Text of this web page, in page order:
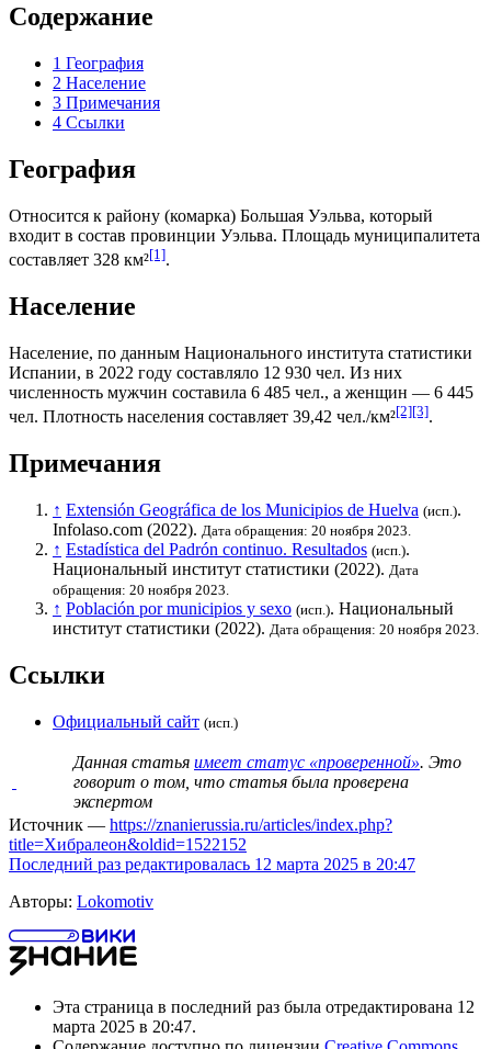
Содержание
1 География
2 Население
3 Примечания
4 Ссылки
География
Относится к району (комарка) Большая Уэльва, который
входит в состав провинции Уэльва. Площадь муниципалитета
составляет 328 км²[1].
Население
Население, по данным Национального института статистики
Испании, в 2022 году составляло 12 930 чел. Из них
численность мужчин составила 6 485 чел., а женщин — 6 445
чел. Плотность населения составляет 39,42 чел./км²[2][3].
Примечания
↑ Extensión Geográfica de los Municipios de Huelva (исп.).
Infolaso.com (2022). Дата обращения: 20 ноября 2023.
↑ Estadística del Padrón continuo. Resultados (исп.).
Национальный институт статистики (2022). Дата
обращения: 20 ноября 2023.
↑ Población por municipios y sexo (исп.). Национальный
институт статистики (2022). Дата обращения: 20 ноября 2023.
Ссылки
Официальный сайт (исп.)
Данная статья имеет статус «проверенной». Это
говорит о том, что статья была проверена
экспертом
Источник — https://znanierussia.ru/articles/index.php?
title=Хибралеон&oldid=1522152
Последний раз редактировалась 12 марта 2025 в 20:47
Авторы: Lokomotiv
Эта страница в последний раз была отредактирована 12
марта 2025 в 20:47.